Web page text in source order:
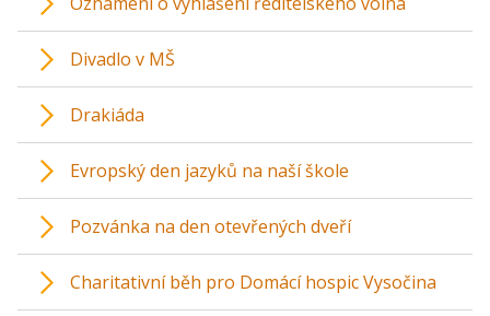
Divadlo v MŠ
Drakiáda
Evropský den jazyků na naší škole
Pozvánka na den otevřených dveří
Charitativní běh pro Domácí hospic Vysočina